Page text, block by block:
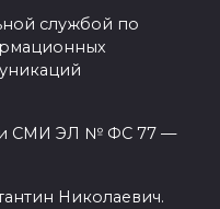
службой по
СМИ ЭЛ № ФС 77 —
Николаевич.